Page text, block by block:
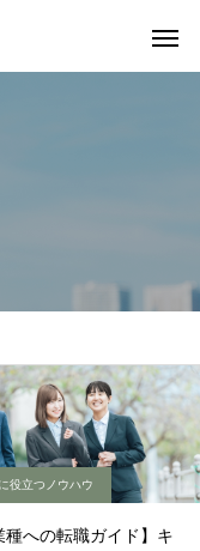
役立つノウハウ
種への転職ガイド】キ